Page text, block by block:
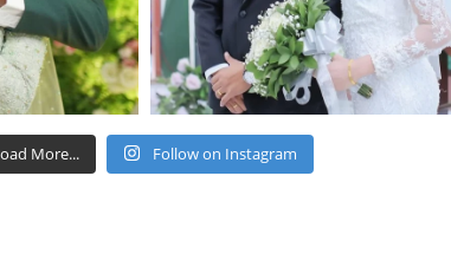
More... Follow on Instagram